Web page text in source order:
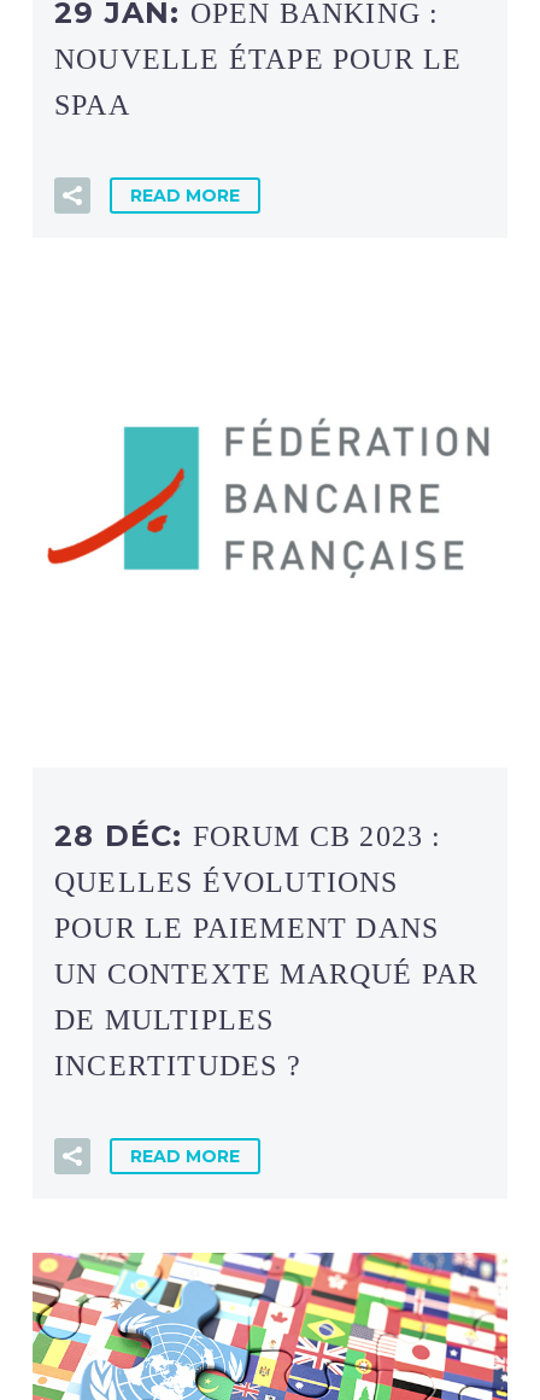
29 JAN: OPEN BANKING :
NOUVELLE ÉTAPE POUR LE
SPAA
READ MORE
28 DÉC: FORUM CB 2023 :
QUELLES ÉVOLUTIONS
POUR LE PAIEMENT DANS
UN CONTEXTE MARQUÉ PAR
DE MULTIPLES
INCERTITUDES ?
READ MORE